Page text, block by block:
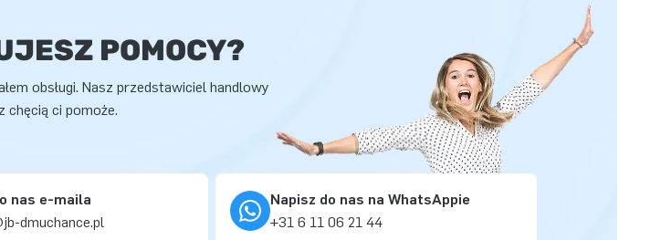
POMOCY?
obsługi. Nasz przedstawiciel handlowy
chęcią ci pomoże.
nas e-maila
dmuchance.pl
Napisz do nas na WhatsAppie
+31 6 11 06 21 44